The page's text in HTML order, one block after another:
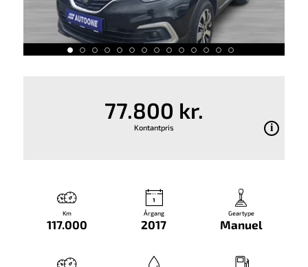
77.800 kr.
Kontantpris
Km
117.000
Årgang
2017
Geartype
Manuel